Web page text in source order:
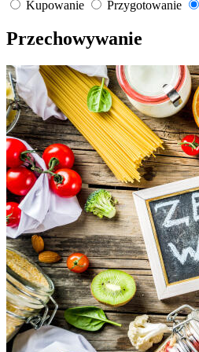
Kupowanie Przygotowanie
Przechowywanie